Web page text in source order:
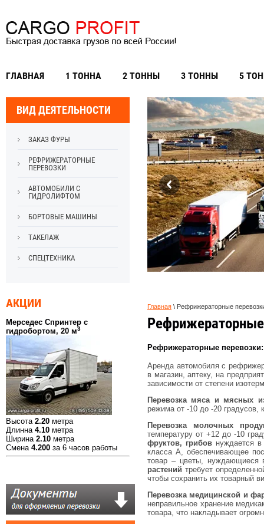
ГЛАВНАЯ 1 ТОННА 2 ТОННЫ 3 ТОННЫ 5
ВИД ДЕЯТЕЛЬНОСТИ
ЗАКАЗ ФУРЫ
РЕФРИЖЕРАТОРНЫЕ
ПЕРЕВОЗКИ
АВТОМОБИЛИ С
ГИДРОЛИФТОМ
БОРТОВЫЕ МАШИНЫ
ТАКЕЛАЖ
СПЕЦТЕХНИКА
АКЦИИ
Мерседес Спринтер с
гидробортом, 20 м3
Высота 2.20 метра
Длинна 4.10 метра
Ширина 2.10 метра
Смена 4.200 за 6 часов работы
Главная \ Рефрижераторные
Рефрижераторные
Аренда автомобиля с
в магазин, аптеку, на
зависимости от степени
Перевозка мяса и мясных
режима от -10 до -20 градусов,
Перевозка молочных
температуру от +12 до -10
фруктов, грибов нуждается
класса А, обеспечивающее
товар – цветы, нуждающиеся
растений требует
чтобы сохранить их товарный
Перевозка медицинской и
неправильное хранение
товара, что накладывает